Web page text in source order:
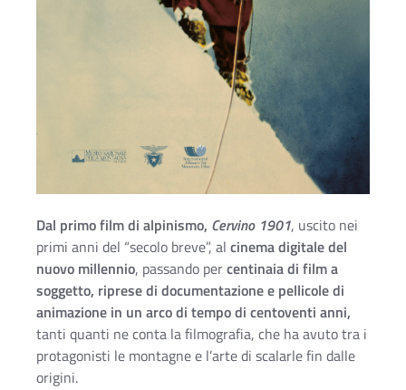
Dal primo film di alpinismo, Cervino 1901, uscito nei
primi anni del “secolo breve”, al cinema digitale del
nuovo millennio, passando percentinaia di film a
soggetto, riprese di documentazione e pellicole di
animazione in un arco di tempo di centoventi anni,
tanti quanti ne conta la filmografia, che ha avuto tra i
protagonisti le montagne e l’arte di scalarle fin dalle
origini.